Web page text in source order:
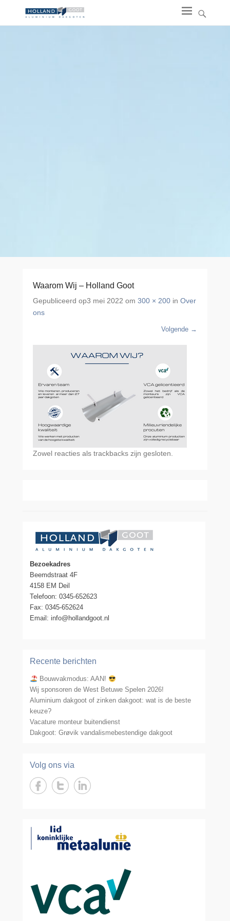
Waarom Wij – Holland Goot
Gepubliceerd op3 mei 2022 om 300 × 200 in Over
ons
Volgende →
Zowel reacties als trackbacks zijn gesloten.
Bezoekadres
Beemdstraat 4F
4158 EM Deil
Telefoon: 0345-652623
Fax: 0345-652624
Email: info@hollandgoot.nl
Recente berichten
Bouwvakmodus: AAN!
Wij sponsoren de West Betuwe Spelen 2026!
Aluminium dakgoot of zinken dakgoot: wat is de beste
keuze?
Vacature monteur buitendienst
Dakgoot: Grøvik vandalismebestendige dakgoot
Volg ons via